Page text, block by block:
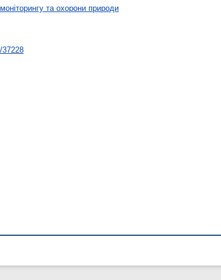
та охорони природи
37228